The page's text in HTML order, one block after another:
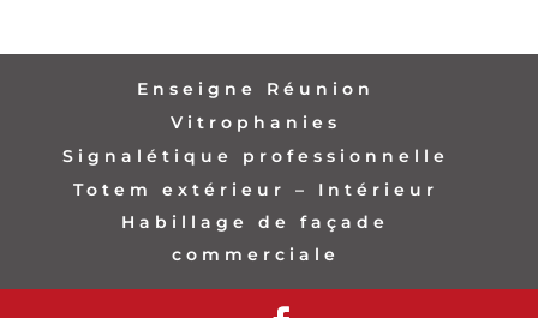
Enseigne Réunion
Vitrophanies
Signalétique professionnelle
Totem extérieur – Intérieur
Habillage de façade
commerciale